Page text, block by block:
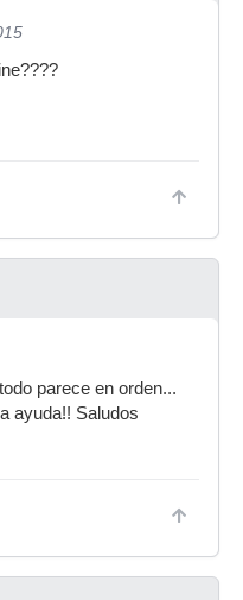
parece en orden...
ayuda!! Saludos